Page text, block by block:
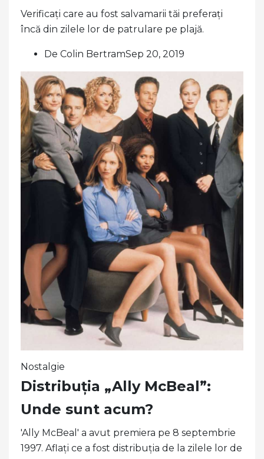
Verificați care au fost salvamarii tăi preferați
încă din zilele lor de patrulare pe plajă.
De Colin BertramSep 20, 2019
Nostalgie
Distribuția „Ally McBeal”:
Unde sunt acum?
'Ally McBeal' a avut premiera pe 8 septembrie
1997. Aflați ce a fost distribuția de la zilele lor de